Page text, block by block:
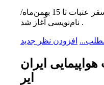
اعلام ظرفیت سفر عتبات تا 15 بهمن‌ماه/
نام‌نویسی آغاز شد .
افزودن نظر جدید
ایران
ایر